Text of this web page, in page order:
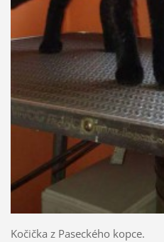
Kočička z Paseckého kopce.